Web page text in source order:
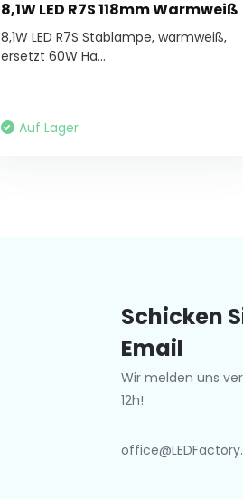
8,1W LED R7S 118mm Warmweiß
8,1W LED R7S Stablampe, warmweiß,
ersetzt 60W Ha...
Auf Lager
Schicken
Email
Wir melden uns
12h!